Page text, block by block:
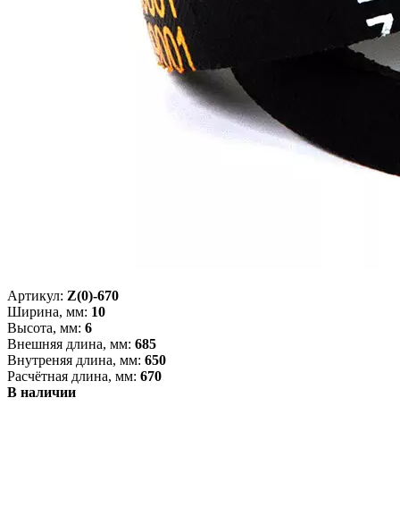
Артикул: Z(0)-670
Ширина, мм: 10
Высота, мм: 6
Внешняя длина, мм: 685
Внутреняя длина, мм: 650
Расчётная длина, мм: 670
В наличии